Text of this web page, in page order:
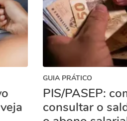
GUIA PRÁTICO
PIS/PASEP:
consultar o